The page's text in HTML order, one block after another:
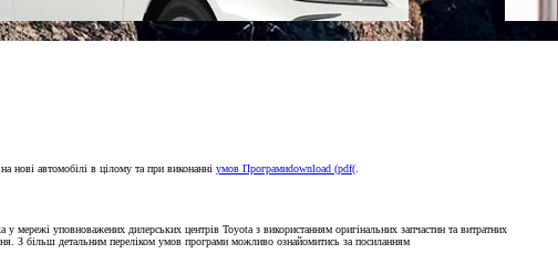
нові автомобілі в цілому та при виконанні умов Програмиdownload (pdf(
уповноважених дилерських центрів Toyota з використанням оригінальних запчастин та витратних
З більш детальним переліком умов програми можливо ознайомитись за посиланням